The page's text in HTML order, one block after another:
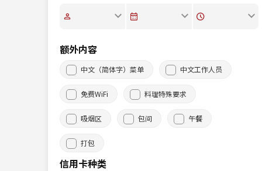
额外内容
中文（简体字）菜单 中文工作人员
免费WiFi 料理特殊要求
吸烟区 包间 午餐
打包
信用卡种类